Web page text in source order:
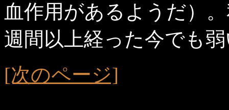
血作用があるようだ）
週間以上経った今でも
[次のページ]